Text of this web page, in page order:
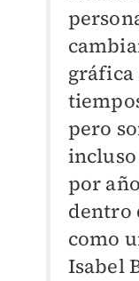
gráfica
pero
por
dentro
como
Isabel